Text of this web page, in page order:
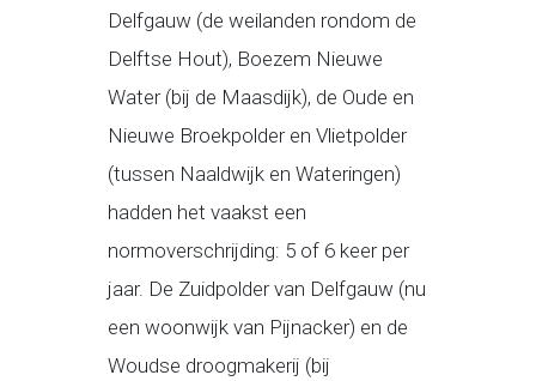
Delfgauw (de weilanden rondom de
Delftse Hout), Boezem Nieuwe
Water (bij de Maasdijk), de Oude en
Nieuwe Broekpolder en Vlietpolder
(tussen Naaldwijk en Wateringen)
hadden het vaakst een
normoverschrijding: 5 of 6 keer per
jaar. De Zuidpolder van Delfgauw (nu
een woonwijk van Pijnacker) en de
Woudse droogmakerij (bij